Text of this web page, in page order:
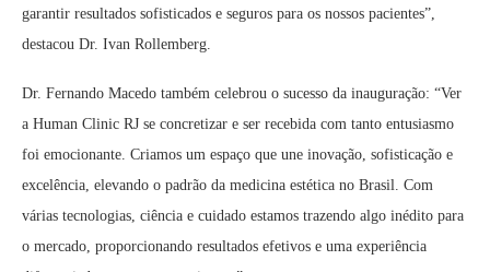
garantir resultados sofisticados e seguros para os nossos pacientes”,
destacou Dr. Ivan Rollemberg.
Dr. Fernando Macedo também celebrou o sucesso da inauguração: “Ver
a Human Clinic RJ se concretizar e ser recebida com tanto entusiasmo
foi emocionante. Criamos um espaço que une inovação, sofisticação e
excelência, elevando o padrão da medicina estética no Brasil. Com
várias tecnologias, ciência e cuidado estamos trazendo algo inédito para
o mercado, proporcionando resultados efetivos e uma experiência